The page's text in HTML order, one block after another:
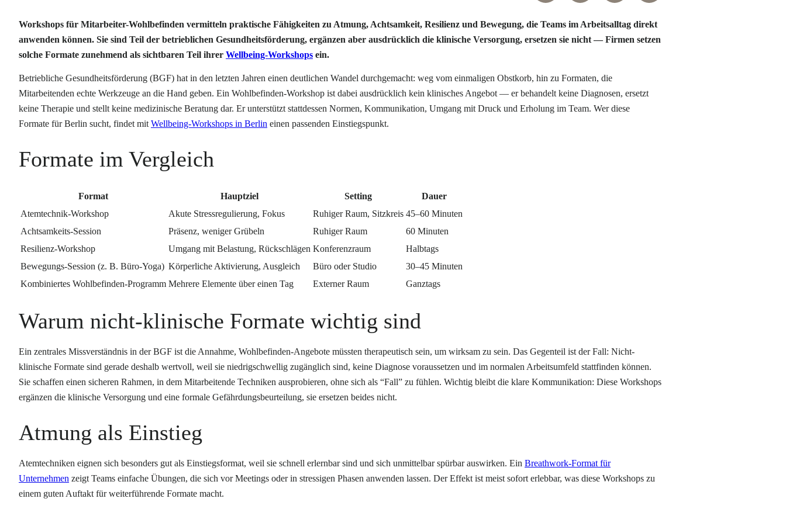
Workshops für Mitarbeiter-Wohlbefinden vermitteln praktische Fähigkeiten zu Atmung, Achtsamkeit, Resilienz und Bewegung, die Teams im Arbeitsalltag direkt
anwenden können. Sie sind Teil der betrieblichen Gesundheitsförderung, ergänzen aber ausdrücklich die klinische Versorgung, ersetzen sie nicht — Firmen setzen
solche Formate zunehmend als sichtbaren Teil ihrer Wellbeing-Workshops ein.
Betriebliche Gesundheitsförderung (BGF) hat in den letzten Jahren einen deutlichen Wandel durchgemacht: weg vom einmaligen Obstkorb, hin zu Formaten, die
Mitarbeitenden echte Werkzeuge an die Hand geben. Ein Wohlbefinden-Workshop ist dabei ausdrücklich kein klinisches Angebot — er behandelt keine Diagnosen, ersetzt
keine Therapie und stellt keine medizinische Beratung dar. Er unterstützt stattdessen Normen, Kommunikation, Umgang mit Druck und Erholung im Team. Wer diese
Formate für Berlin sucht, findet mit Wellbeing-Workshops in Berlin einen passenden Einstiegspunkt.
Formate im Vergleich
Format Hauptziel Setting
Dauer
Atemtechnik-Workshop
Akute Stressregulierung, Fokus Ruhiger Raum, Sitzkreis 45–60 Minuten
Achtsamkeits-Session
Präsenz, weniger Grübeln Ruhiger Raum
60 Minuten
Resilienz-Workshop
Umgang mit Belastung, Rückschlägen Konferenzraum
Halbtags
Bewegungs-Session (z. B. Büro-Yoga) Körperliche Aktivierung, Ausgleich Büro oder Studio
30–45 Minuten
Kombiniertes Wohlbefinden-Programm Mehrere Elemente über einen Tag Externer Raum Ganztags
Warum nicht-klinische Formate wichtig sind
Ein zentrales Missverständnis in der BGF ist die Annahme, Wohlbefinden-Angebote müssten therapeutisch sein, um wirksam zu sein. Das Gegenteil ist der Fall: Nicht-
klinische Formate sind gerade deshalb wertvoll, weil sie niedrigschwellig zugänglich sind, keine Diagnose voraussetzen und im normalen Arbeitsumfeld stattfinden können.
Sie schaffen einen sicheren Rahmen, in dem Mitarbeitende Techniken ausprobieren, ohne sich als “Fall” zu fühlen. Wichtig bleibt die klare Kommunikation: Diese Workshops
ergänzen die klinische Versorgung und eine formale Gefährdungsbeurteilung, sie ersetzen beides nicht.
Atmung als Einstieg
Atemtechniken eignen sich besonders gut als Einstiegsformat, weil sie schnell erlernbar sind und sich unmittelbar spürbar auswirken. Ein Breathwork-Format für
Unternehmen zeigt Teams einfache Übungen, die sich vor Meetings oder in stressigen Phasen anwenden lassen. Der Effekt ist meist sofort erlebbar, was diese Workshops zu
einem guten Auftakt für weiterführende Formate macht.